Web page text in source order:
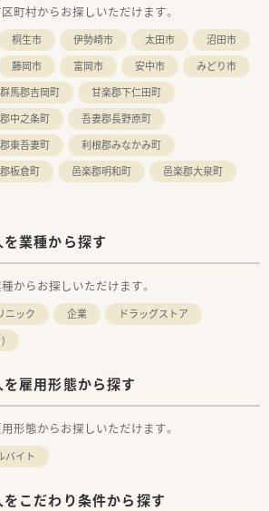
進める職場です。
スメ】
給休暇も取得しやすいため、ワークライフバラ
働きたい方に最適です。
小児科や皮膚科、アレルギー科などの比較的軽
しの方におすすめです。
解を示してくれるような、風通しが良い調剤チ
たい方に向いています。
町村からお探しいただけます。
桐生市 伊勢崎市 太田市
沼田市
藤岡市 富岡市 安中市
みどり市
馬郡吉岡町
甘楽郡下仁田町
中之条町
吾妻郡長野原町
東吾妻町
利根郡みなかみ町
板倉町 邑楽郡明和町
邑楽郡大泉町
業種から探す
からお探しいただけます。
ニック 企業
ドラッグストア
雇用形態から探す
形態からお探しいただけます。
バイト
こだわり条件から探す